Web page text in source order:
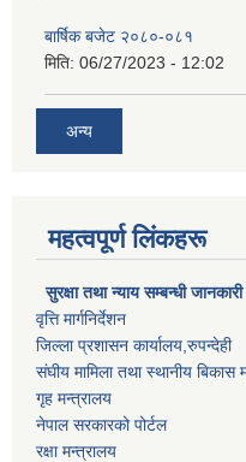
बार्षिक बजेट २०८०-०८१
मिति: 06/27/2023 - 12:02
अन्य
महत्वपूर्ण लिंकहरू
सुरक्षा तथा न्याय सम्बन्धी जानकारी
वृत्ति मार्गनिर्देशन
जिल्ला प्रशासन कार्यालय,रुपन्देही
संघीय मामिला तथा स्थानीय बिकास
गृह मन्त्रालय
नेपाल सरकारको पोर्टल
रक्षा मन्त्रालय